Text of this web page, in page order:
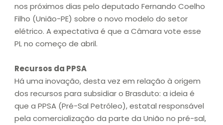
nos próximos dias pelo deputado Fernando Coelho
Filho (União-PE) sobre o novo modelo do setor
elétrico. A expectativa é que a Câmara vote esse
PL no começo de abril.
Recursos da PPSA
Há uma inovação, desta vez em relação à origem
dos recursos para subsidiar o Brasduto: a ideia é
que a PPSA (Pré-Sal Petróleo), estatal responsável
pela comercialização da parte da União no pré-sal,